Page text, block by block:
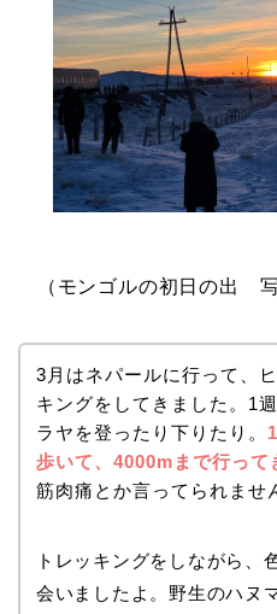
（モンゴルの初日の出
3月はネパールに行って、
キングをしてきました。1
ラヤを登ったり下りたり。
歩いて、4000mまで行って
筋肉痛とか言ってられませ
トレッキングをしながら、
会いましたよ。野生のハヌ